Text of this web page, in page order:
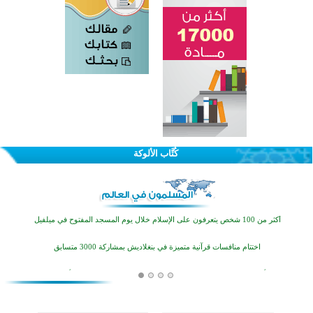
كُتَّاب الألوكة
القرآن والتربية في صدارة البرامج الصيفية للمسلمين في بينزا وساراتوف وموردوفيا هذا العام
اختتام الدورة التاسعة لمسابقة حفظ وتلاوة القرآن الكريم في أزناكاييف
أكثر من 100 شخص يتعرفون على الإسلام خلال يوم المسجد المفتوح في ميلفيل
اختتام منافسات قرآنية متميزة في بنغلاديش بمشاركة 3000 متسابق